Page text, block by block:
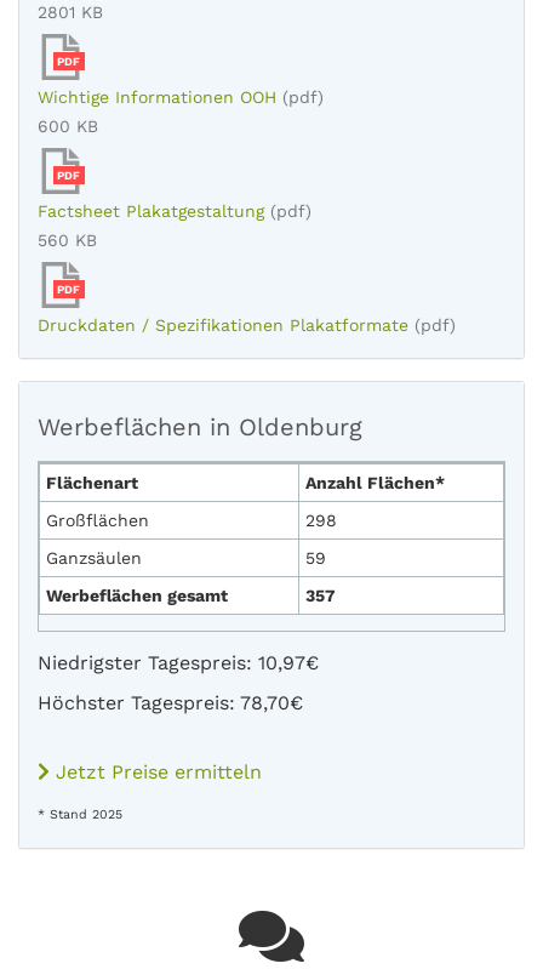
2801 KB
PDF
Wichtige Informationen OOH (pdf)
600 KB
PDF
Factsheet Plakatgestaltung (pdf)
560 KB
PDF
Druckdaten / Spezifikationen Plakatformate (pdf)
Werbeflächen in Oldenburg
Flächenart
Anzahl Flächen*
Großflächen
298
Ganzsäulen
59
Werbeflächen gesamt
357
Niedrigster Tagespreis: 10,97€
Höchster Tagespreis: 78,70€
Jetzt Preise ermitteln
* Stand 2025